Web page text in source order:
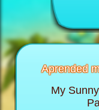
Aprended
My